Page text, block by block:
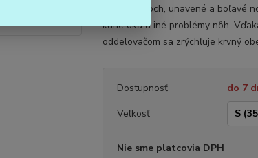
kŕče v prstoch, unavené a boľavé
kurie oká a iné problémy nôh.
oddelovačom sa zrýchľuje krvný
Dostupnosť
do 7
Veľkosť
Nie sme platcovia DPH